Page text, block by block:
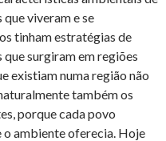
que viveram e se
tinham estratégias de
surgiram em regiões
existiam numa região não
também os
porque cada povo
ambiente oferecia. Hoje